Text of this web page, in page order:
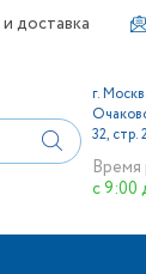
доставка
г.
32, стр.
с 9:00